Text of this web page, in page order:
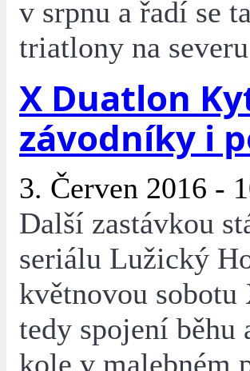
v srpnu a řadí se
triatlony na
X Duatlon
závodníky i
3. Červen 2016 -
Další zastávkou
seriálu Lužický
květnovou
tedy spojení běhu
kole v malebném